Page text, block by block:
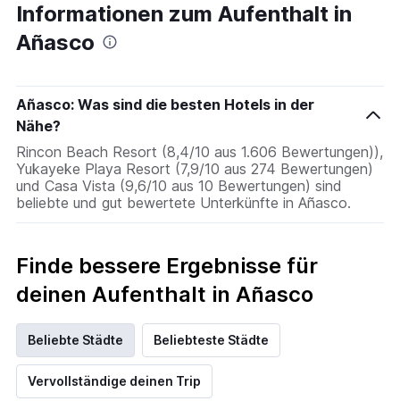
Informationen zum Aufenthalt in
Añasco
Añasco: Was sind die besten Hotels in der
Nähe?
Rincon Beach Resort (8,4/10 aus 1.606 Bewertungen)),
Yukayeke Playa Resort (7,9/10 aus 274 Bewertungen)
und Casa Vista (9,6/10 aus 10 Bewertungen) sind
beliebte und gut bewertete Unterkünfte in Añasco.
Finde bessere Ergebnisse für
deinen Aufenthalt in Añasco
Beliebte Städte Beliebteste Städte
Vervollständige deinen Trip